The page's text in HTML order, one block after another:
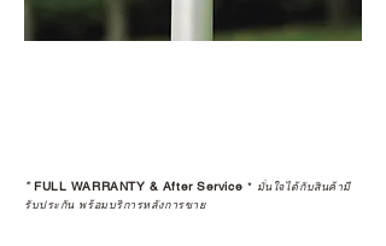
*FULL WARRANTY & After Service * มั่นใจได้กับสินค้ามี
รับประกัน พร้อมบริการหลังการขาย